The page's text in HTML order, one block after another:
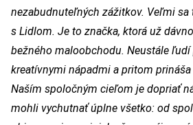
nezabudnuteľných zážitkov. Veľmi
s Lidlom. Je to značka, ktorá už
bežného maloobchodu. Neustále ľudí
kreatívnymi nápadmi a pritom
Naším spoločným cieľom je dopriať
mohli vychutnať úplne všetko: od